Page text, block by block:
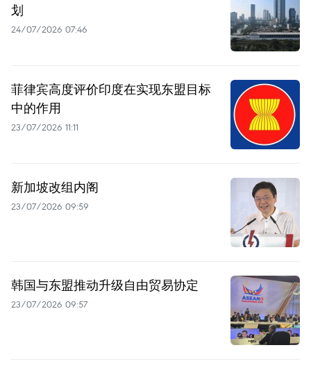
划
24/07/2026 07:46
菲律宾高度评价印度在实现东盟目标
中的作用
23/07/2026 11:11
新加坡改组内阁
23/07/2026 09:59
韩国与东盟推动升级自由贸易协定
23/07/2026 09:57